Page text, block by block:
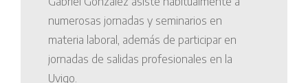
numerosas jornadas y seminarios en
materia laboral, además de participar en
jornadas de salidas profesionales en la
Uvigo.